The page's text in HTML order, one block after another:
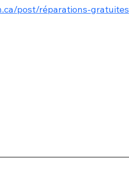
post/réparations-gratuites